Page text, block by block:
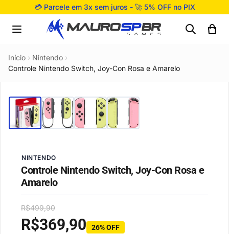
Pular para o conteúdo
💳 Parcele em 3x sem juros - 🚀 5% OFF no PIX
Início › Nintendo ›
Controle Nintendo Switch, Joy-Con Rosa e Amarelo
NINTENDO
Controle Nintendo Switch, Joy-Con Rosa e
Amarelo
R$499,90
R$369,90 26% OFF